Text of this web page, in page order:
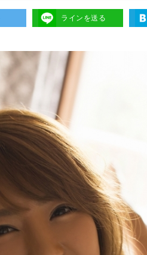
ラインを送る